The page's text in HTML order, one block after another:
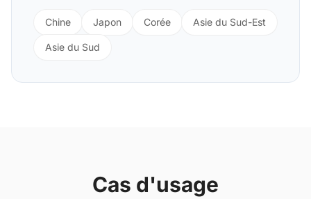
Chine Japon Corée Asie du Sud-Est
Asie du Sud
Cas d'usage